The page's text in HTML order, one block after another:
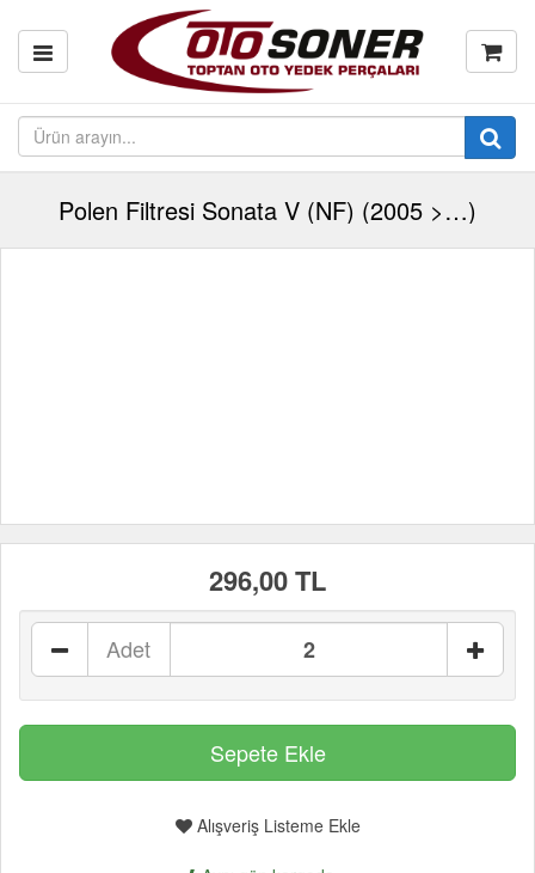
Polen Filtresi Sonata V (NF) (2005 >…)
296,00 TL
Adet
Alışveriş Listeme Ekle